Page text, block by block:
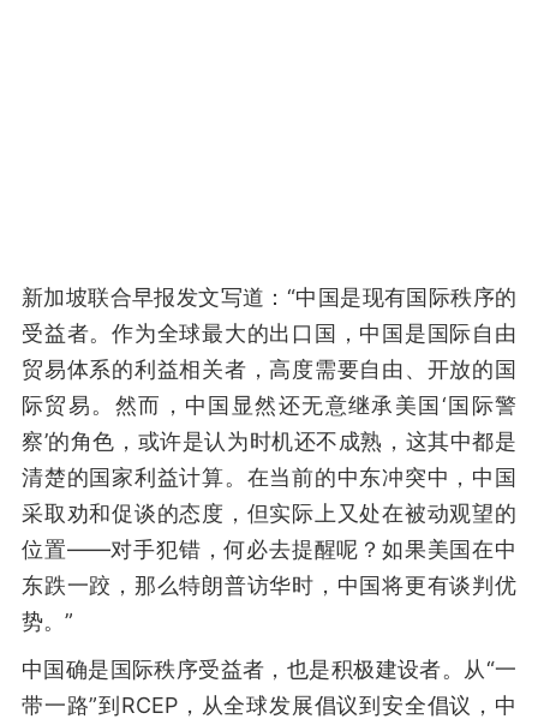
新加坡联合早报发文写道：“中国是现有国际秩序的
受益者。作为全球最大的出口国，中国是国际自由
贸易体系的利益相关者，高度需要自由、开放的国
际贸易。然而，中国显然还无意继承美国‘国际警
察’的角色，或许是认为时机还不成熟，这其中都是
清楚的国家利益计算。在当前的中东冲突中，中国
采取劝和促谈的态度，但实际上又处在被动观望的
位置——对手犯错，何必去提醒呢？如果美国在中
东跌一跤，那么特朗普访华时，中国将更有谈判优
势。”
中国确是国际秩序受益者，也是积极建设者。从“一
带一路”到RCEP，从全球发展倡议到安全倡议，中